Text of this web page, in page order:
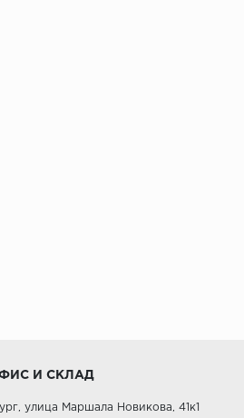
И СКЛАД
улица Маршала Новикова, 41к1